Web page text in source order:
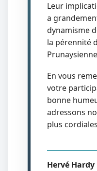
Leur
a
dynamisme
la pérennité
En vous
votre
bonne
adressons
plus
Hervé Hardy